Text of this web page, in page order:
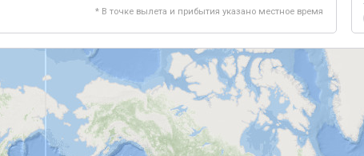
* В точке вылета и прибытия указано местное время